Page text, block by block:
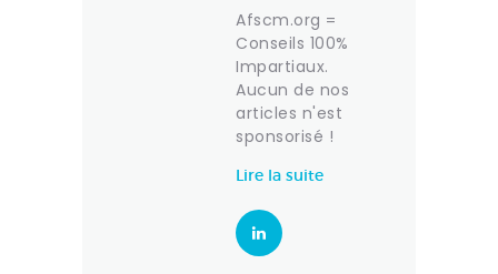
Afscm.org =
Conseils 100%
Impartiaux.
Aucun de nos
articles n'est
sponsorisé !
Lire la suite